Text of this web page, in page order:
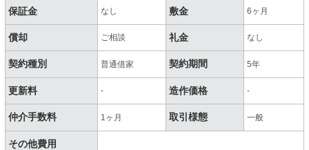
保証金 なし 敷金 6ヶ月
償却 ご相談 礼金 なし
契約種別 普通借家 契約期間 5年
更新料 - 造作価格 -
仲介手数料 1ヶ月 取引様態 一般
その他費用